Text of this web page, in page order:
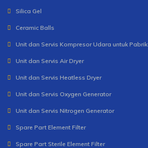
Silica Gel
Ceramic Balls
Unit dan Servis Kompresor Udara untuk Pabrik
Unit dan Servis Air Dryer
Unit dan Servis Heatless Dryer
Unit dan Servis Oxygen Generator
Unit dan Servis Nitrogen Generator
Spare Part Element Filter
Spare Part Sterile Element Filter